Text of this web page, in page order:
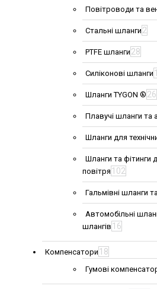
Повітроводи та
Стальні шланги 2
PTFE шланги 28
Силіконові шланги
Шланги TYGON ® 26
Плавучі шланги та
Шланги для
Шланги та фітинги
повітря 102
Гальмівні шланги
Автомобільні
шлангів 16
Компенсатори 18
Гумові